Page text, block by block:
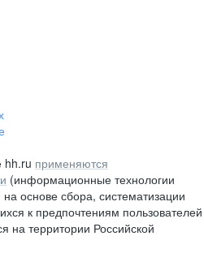
hh.ru применяются
(информационные технологии
основе сбора, систематизации
к предпочтениям пользователей
на территории Российской